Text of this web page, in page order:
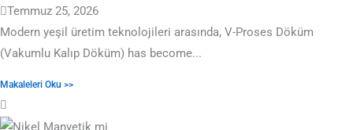
Temmuz 25, 2026
Modern yeşil üretim teknolojileri arasında, V-Proses Döküm
(Vakumlu Kalıp Döküm) has become...
Makaleleri Oku >>